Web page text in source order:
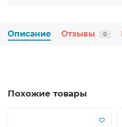
Описание Отзывы 0
Похожие товары